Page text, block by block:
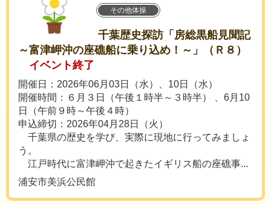
その他体操
千葉歴史探訪「房総黒船見聞記
～富津岬沖の座礁船に乗り込め！～」（Ｒ８）
イベント終了
開催日：2026年06月03日（水）、10日（水）
開催時間：６月３日（午後１時半～３時半） 、6月10
日（午前９時～午後４時）
申込締切：2026年04月28日（火）
千葉県の歴史を学び、実際に現地に行ってみましょ
う。
江戸時代に富津岬沖で起きたイギリス船の座礁事...
浦安市美浜公民館